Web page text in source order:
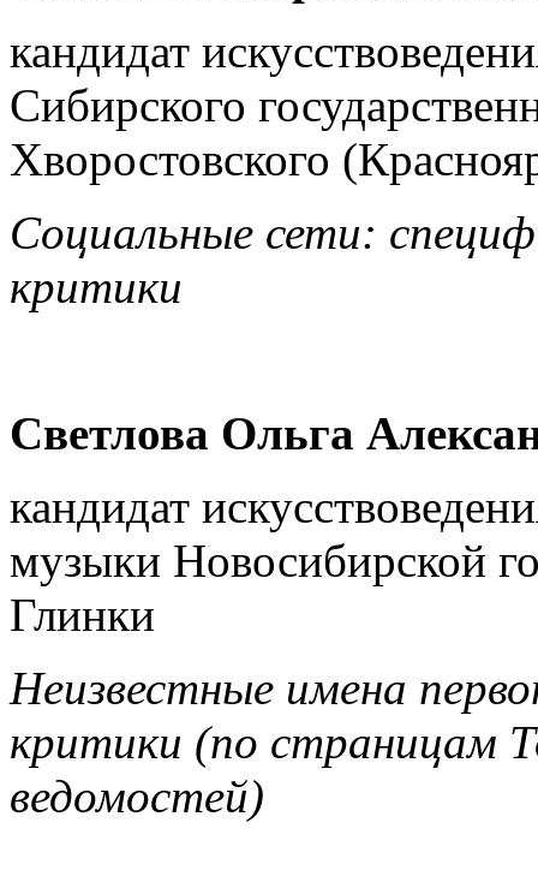
кандидат
Сибирского
Хворостовского
Социальные сети:
критики
Светлова Ольга
кандидат
музыки Новосибирской
Глинки
Неизвестные имена
критики (по страницам
ведомостей)